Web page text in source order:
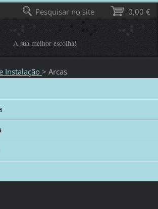
A sua melhor escolha!
Instalação > Arcas
0,00 €
Pesquisar no site